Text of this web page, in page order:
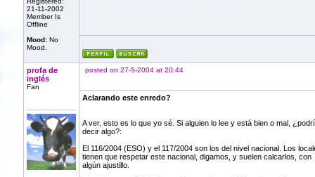
21-11-2002
Member Is
Offline
Mood:No
Mood.
profa de
inglés
Fan
posted on 27-5-2004 at 20:44
Aclarando este enredo?
A ver, esto es lo que yo sé. Si alguien lo lee y está bien o mal,
decir algo?:
El 116/2004 (ESO) y el 117/2004 son los del nivel nacional. Los
tienen que respetar este nacional, digamos, y suelen calcarlos, con
algún ajustillo.